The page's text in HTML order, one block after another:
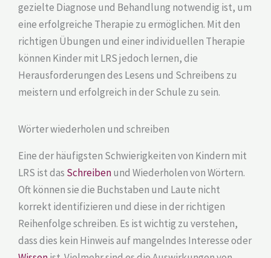
gezielte Diagnose und Behandlung notwendig ist, um
eine erfolgreiche Therapie zu ermöglichen. Mit den
richtigen Übungen und einer individuellen Therapie
können Kinder mit LRS jedoch lernen, die
Herausforderungen des Lesens und Schreibens zu
meistern und erfolgreich in der Schule zu sein.
Wörter wiederholen und schreiben
Eine der häufigsten Schwierigkeiten von Kindern mit
LRS ist das Schreibenund Wiederholen von Wörtern.
Oft können sie die Buchstaben und Laute nicht
korrekt identifizieren und diese in der richtigen
Reihenfolge schreiben. Es ist wichtig zu verstehen,
dass dies kein Hinweis auf mangelndes Interesse oder